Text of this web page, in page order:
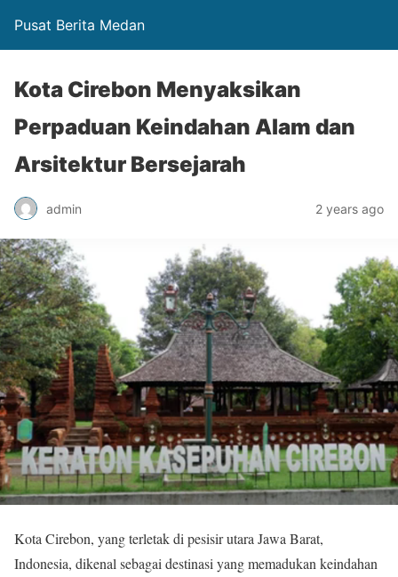
Pusat Berita Medan
Kota Cirebon Menyaksikan
Perpaduan Keindahan Alam dan
Arsitektur Bersejarah
admin 2 years ago
Kota Cirebon, yang terletak di pesisir utara Jawa Barat,
Indonesia, dikenal sebagai destinasi yang memadukan keindahan